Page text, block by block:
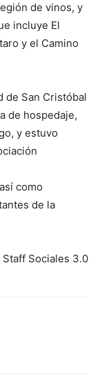
de vinos, y
incluye El
y el Camino
de San Cristóbal
de hospedaje,
y estuvo
como
de la
Staff Sociales 3.0